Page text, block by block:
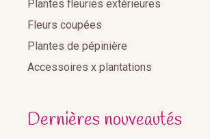
Plantes fleuries extérieures
Fleurs coupées
Plantes de pépinière
Accessoires x plantations
Dernières nouveautés